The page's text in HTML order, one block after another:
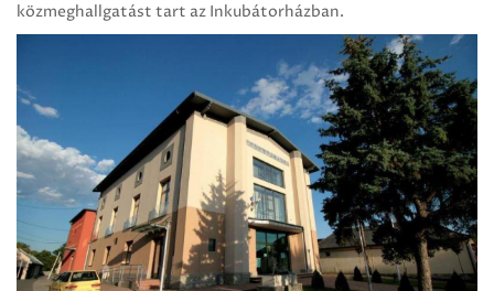
közmeghallgatást tart az Inkubátorházban.